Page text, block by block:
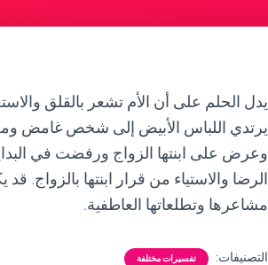
يدل الحلم على أن الأم تشعر بالقلق
يرتدي اللباس الأبيض إلى شخص غامض
وعرض على ابنتها الزواج ورفضت في
الرضا والاستياء من قرار ابنتها بالزواج.
مشاعرها وتطلعاتها العاطفية.
التصنيفات: تفسيرات مختلفة